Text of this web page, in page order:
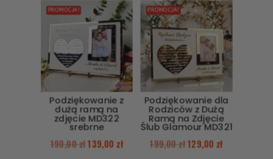
PROMOCJA!
Podziękowanie z
dużą ramą na
zdjęcie MD322
srebrne
190,00 zł139,00 zł
PROMOCJA!
Podziękowanie dla
Rodziców z Dużą
Ramą na Zdjęcie
Ślub Glamour MD321
199,00 zł129,00 zł